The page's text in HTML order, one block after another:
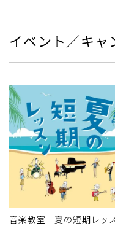
イベント／キャ
音楽教室｜夏の短期レッ